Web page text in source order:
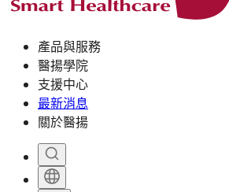
產品與服務
醫揚學院
支援中心
最新消息
關於醫揚